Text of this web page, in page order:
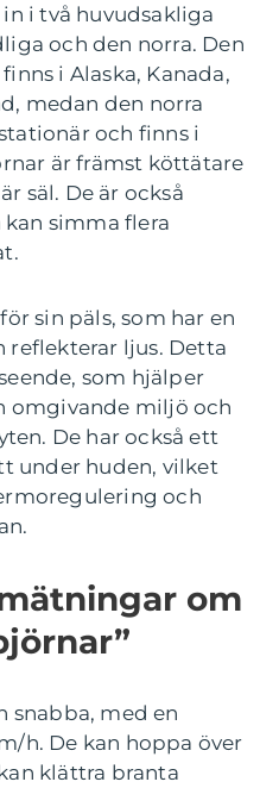
i två huvudsakliga
och den norra. Den
i Alaska, Kanada,
medan den norra
och finns i
är främst köttätare
säl. De är också
simma flera
sin päls, som har en
reflekterar ljus. Detta
som hjälper
omgivande miljö och
De har också ett
under huden, vilket
och
om
snabba, med en
h. De kan hoppa över
klättra branta